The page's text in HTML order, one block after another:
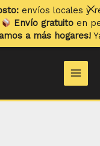
locales y
gratuitoen
a más hogares!Ya